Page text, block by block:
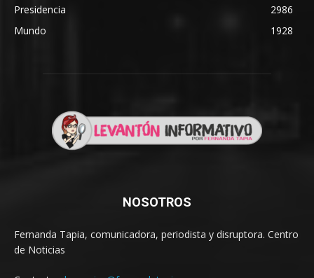
Presidencia
2986
Mundo
1928
NOSOTROS
Fernanda Tapia, comunicadora, periodista y disruptora. Centro
de Noticias